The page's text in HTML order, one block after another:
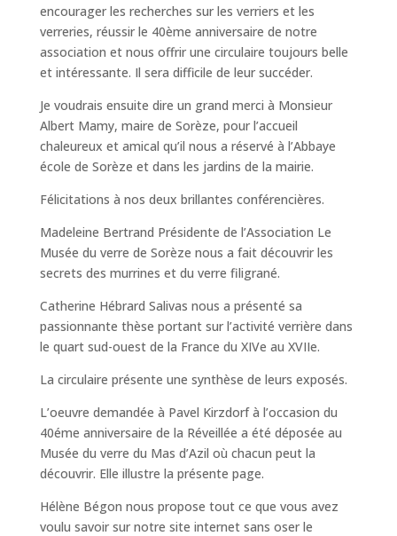
encourager les recherches sur les verriers et les
verreries, réussir le 40ème anniversaire de notre
association et nous offrir une circulaire toujours belle
et intéressante. Il sera difficile de leur succéder.
Je voudrais ensuite dire un grand merci à Monsieur
Albert Mamy, maire de Sorèze, pour l’accueil
chaleureux et amical qu’il nous a réservé à l’Abbaye
école de Sorèze et dans les jardins de la mairie.
Félicitations à nos deux brillantes conférencières.
Madeleine Bertrand Présidente de l’Association Le
Musée du verre de Sorèze nous a fait découvrir les
secrets des murrines et du verre filigrané.
Catherine Hébrard Salivas nous a présenté sa
passionnante thèse portant sur l’activité verrière dans
le quart sud-ouest de la France du XIVe au XVIIe.
La circulaire présente une synthèse de leurs exposés.
L’oeuvre demandée à Pavel Kirzdorf à l’occasion du
40éme anniversaire de la Réveillée a été déposée au
Musée du verre du Mas d’Azil où chacun peut la
découvrir. Elle illustre la présente page.
Hélène Bégon nous propose tout ce que vous avez
voulu savoir sur notre site internet sans oser le